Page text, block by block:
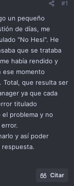
#1
un pequeño
de días, me
"No Hesi". He
que se trataba
había rendido y
ese momento
Total, que resulta ser
ya que cada
titulado
el problema y no
y así poder
Citar